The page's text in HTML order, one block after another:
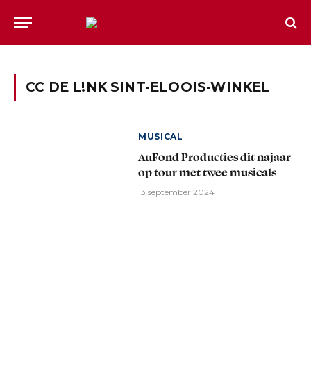
CC DE L!NK SINT-ELOOIS-WINKEL
MUSICAL
AuFond Producties dit najaar
op tour met twee musicals
13 september 2024